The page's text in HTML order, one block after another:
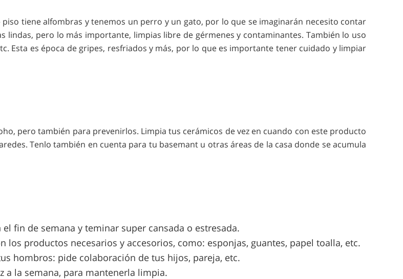
tiene alfombras y tenemos un perro y un gato, por lo que se imaginarán necesito contar
pero lo más importante, limpias libre de gérmenes y contaminantes. También lo uso
Esta es época de gripes, resfriados y más, por lo que es importante tener cuidado y limpiar
pero también para prevenirlos. Limpia tus cerámicos de vez en cuando con este producto
Tenlo también en cuenta para tu basemant u otras áreas de la casa donde se acumula
fin de semana y teminar super cansada o estresada.
los productos necesarios y accesorios, como: esponjas, guantes, papel toalla, etc.
hombros: pide colaboración de tus hijos, pareja, etc.
a la semana, para mantenerla limpia.